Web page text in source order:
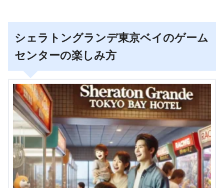
シェラトングランデ東京ベイのゲーム
センターの楽しみ方